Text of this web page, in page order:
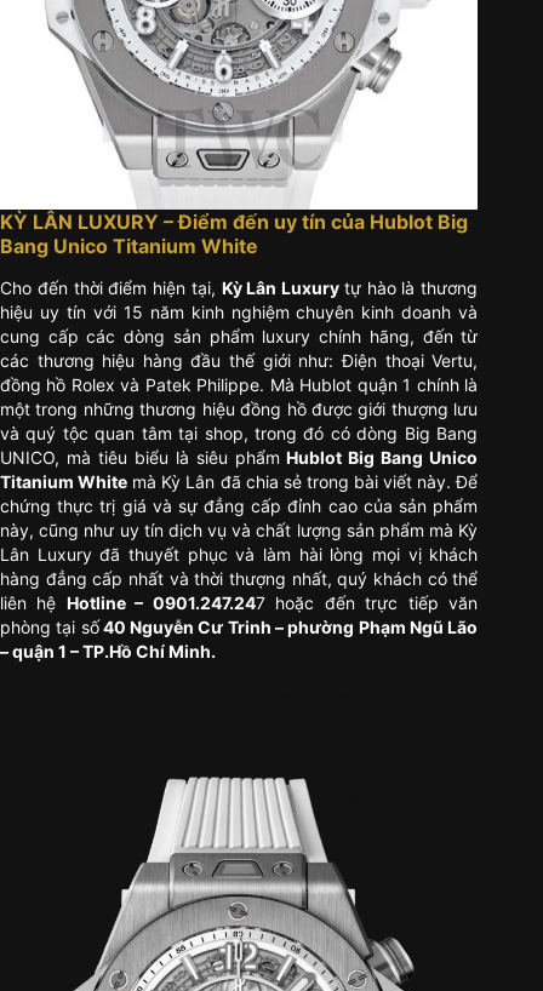
KỲ LÂN LUXURY – Điểm đến uy tín của Hublot Big
Bang Unico Titanium White
Cho đến thời điểm hiện tại, Kỳ Lân Luxury tự hào là thương
hiệu uy tín với 15 năm kinh nghiệm chuyên kinh doanh và
cung cấp các dòng sản phẩm luxury chính hãng, đến từ
các thương hiệu hàng đầu thế giới như: Điện thoại Vertu,
đồng hồ Rolex và Patek Philippe. Mà Hublot quận 1 chính là
một trong những thương hiệu đồng hồ được giới thượng lưu
và quý tộc quan tâm tại shop, trong đó có dòng Big Bang
UNICO, mà tiêu biểu là siêu phẩmHublot Big Bang Unico
Titanium White mà Kỳ Lân đã chia sẻ trong bài viết này. Để
chứng thực trị giá và sự đẳng cấp đỉnh cao của sản phẩm
này, cũng như uy tín dịch vụ và chất lượng sản phẩm mà Kỳ
Lân Luxury đã thuyết phục và làm hài lòng mọi vị khách
hàng đẳng cấp nhất và thời thượng nhất, quý khách có thể
liên hệ Hotline – 0901.247.247 hoặc đến trực tiếp văn
phòng tại số40 Nguyễn Cư Trinh – phường Phạm Ngũ Lão
– quận 1 – TP.Hồ Chí Minh.